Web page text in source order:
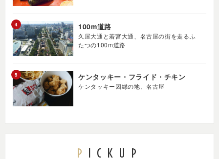
100m道路
久屋大通と若宮大通、名古屋の街を走るふ
たつの100m道路
ケンタッキー・フライド・チキン
ケンタッキー因縁の地、名古屋
PICKUP